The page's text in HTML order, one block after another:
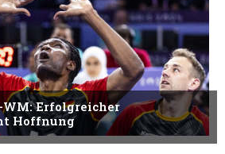
Erfolgreicher
Hoffnung